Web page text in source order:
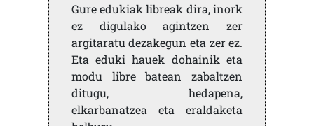
Gure edukiak libreak dira, inork
ez digulako agintzen zer
argitaratu dezakegun eta zer ez.
Eta eduki hauek dohainik eta
modu libre batean zabaltzen
ditugu, hedapena,
elkarbanatzea eta eraldaketa